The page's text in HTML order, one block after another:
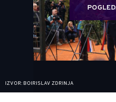
IZVOR: BOIRISLAV ZDRINJA